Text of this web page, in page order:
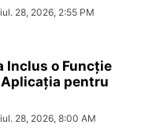
iul. 28, 2026, 2:55 PM
Inclus o Funcție
Aplicația pentru
iul. 28, 2026, 8:00 AM